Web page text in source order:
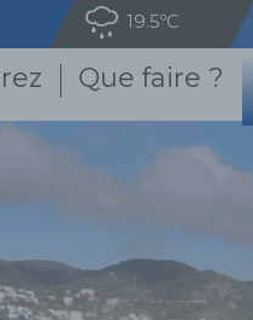
19.5ºC
Que faire ?